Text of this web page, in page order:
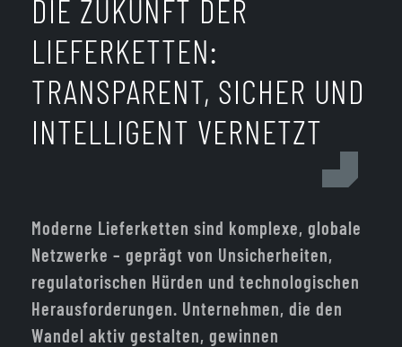
DIE ZUKUNFT DER
LIEFERKETTEN:
TRANSPARENT, SICHER UND
INTELLIGENT VERNETZT
Moderne Lieferketten sind komplexe, globale
Netzwerke – geprägt von Unsicherheiten,
regulatorischen Hürden und technologischen
Herausforderungen. Unternehmen, die den
Wandel aktiv gestalten, gewinnen